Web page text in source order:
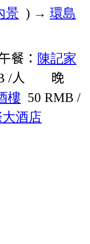
景 ) → 環島
： 陳記家
/人 晚
樓 50 RMB /
酒店